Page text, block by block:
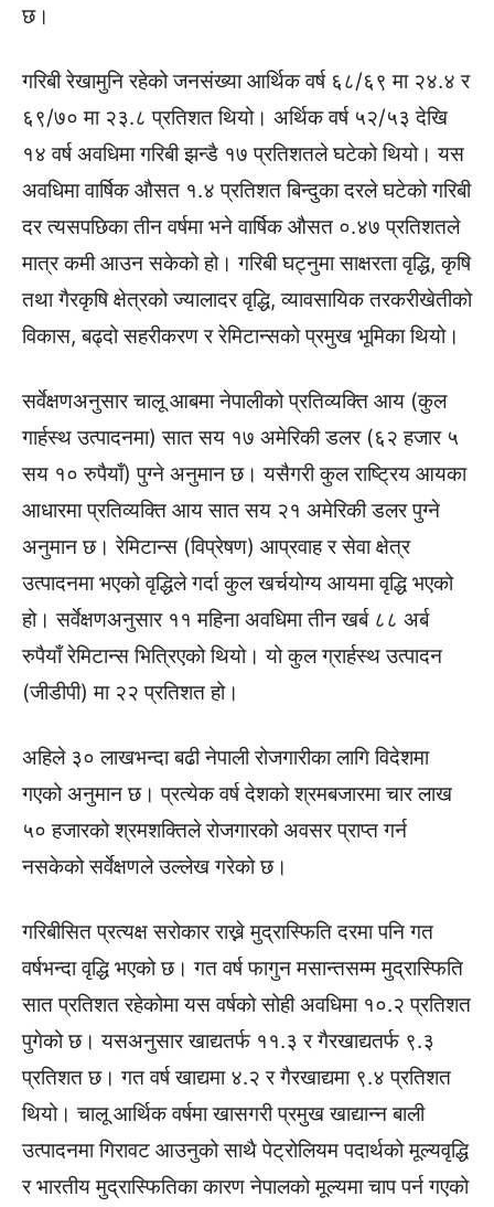
छ।
गरिबी रेखामुनि रहेको जनसंख्या आर्थिक वर्ष ६८/६९ मा २४.४ र
६९/७० मा २३.८ प्रतिशत थियो। अर्थिक वर्ष ५२/५३ देखि
१४ वर्ष अवधिमा गरिबी झन्डै १७ प्रतिशतले घटेको थियो। यस
अवधिमा वार्षिक औसत १.४ प्रतिशत बिन्दुका दरले घटेको गरिबी
दर त्यसपछिका तीन वर्षमा भने वार्षिक औसत ०.४७ प्रतिशतले
मात्र कमी आउन सकेको हो। गरिबी घट्नुमा साक्षरता वृद्धि, कृषि
तथा गैरकृषि क्षेत्रको ज्यालादर वृद्धि, व्यावसायिक तरकरीखेतीको
विकास, बढ्दो सहरीकरण र रेमिटान्सको प्रमुख भूमिका थियो।
सर्वेक्षणअनुसार चालू आबमा नेपालीको प्रतिव्यक्ति आय (कुल
गार्हस्थ उत्पादनमा) सात सय १७ अमेरिकी डलर (६२ हजार ५
सय १० रुपैयाँ) पुग्ने अनुमान छ। यसैगरी कुल राष्ट्रिय आयका
आधारमा प्रतिव्यक्ति आय सात सय २१ अमेरिकी डलर पुग्‍ने
अनुमान छ। रेमिटान्स (विप्रेषण) आप्रवाह र सेवा क्षेत्र
उत्पादनमा भएको वृद्धिले गर्दा कुल खर्चयोग्य आयमा वृद्धि भएको
हो। सर्वेक्षणअनुसार ११ महिना अवधिमा तीन खर्ब ८८ अर्ब
रुपैयाँ रेमिटान्स भित्रिएको थियो। यो कुल ग्रार्हस्थ उत्पादन
(जीडीपी) मा २२ प्रतिशत हो।
अहिले ३० लाखभन्दा बढी नेपाली रोजगारीका लागि विदेशमा
गएको अनुमान छ। प्रत्येक वर्ष देशको श्रमबजारमा चार लाख
५० हजारको श्रमशक्तिले रोजगारको अवसर प्राप्त गर्न
नसकेको सर्वेक्षणले उल्लेख गरेको छ।
गरिबीसित प्रत्यक्ष सरोकार राख्ने मुद्रास्फिति दरमा पनि गत
वर्षभन्दा वृद्धि भएको छ। गत वर्ष फागुन मसान्तसम्म मुद्रास्फिति
सात प्रतिशत रहेकोमा यस वर्षको सोही अवधिमा १०.२ प्रतिशत
पुगेको छ। यसअनुसार खाद्यतर्फ ११.३ र गैरखाद्यतर्फ ९.३
प्रतिशत छ। गत वर्ष खाद्यमा ४.२ र गैरखाद्यमा ९.४ प्रतिशत
थियो। चालू आर्थिक वर्षमा खासगरी प्रमुख खाद्यान्न बाली
उत्पादनमा गिरावट आउनुको साथै पेट्रोलियम पदार्थको मूल्यवृद्धि
र भारतीय मुद्रास्फितिका कारण नेपालको मूल्यमा चाप पर्न गएको